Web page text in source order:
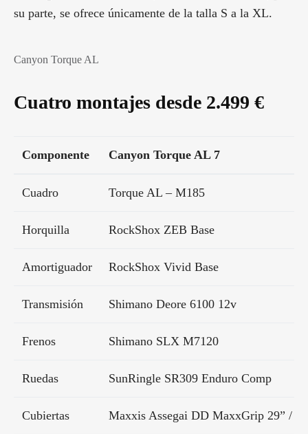
su parte, se ofrece únicamente de la talla S a la XL.
Canyon Torque AL
Cuatro montajes desde 2.499 €
Componente Canyon Torque AL 7
Cuadro Torque AL – M185
Horquilla RockShox ZEB Base
Amortiguador RockShox Vivid Base
Transmisión Shimano Deore 6100 12v
Frenos Shimano SLX M7120
Ruedas SunRingle SR309 Enduro Comp
Cubiertas Maxxis Assegai DD MaxxGrip 29” /